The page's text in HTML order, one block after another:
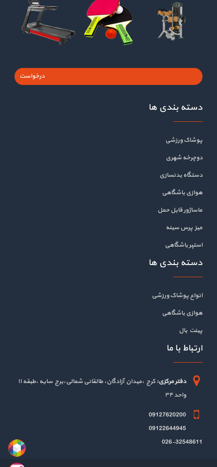
درخواست
دسته بندی ها
پوشاک ورزشی
دوچرخه شهری
دستگاه بدنسازی
هوازی باشگاهی
ماساژور قابل حمل
میز پرس سینه
استپر باشگاهی
دسته بندی ها
انواع پوشاک ورزشی
هوازی باشگاهی
پینت بال
ارتباط با ما
دفتر مرکزی:
کرج ،میدان آزادگان، طالقانی شمالی،برج سایه ،طبقه ۱۱
واحد ۳۴
09127620200
09122644945
026-32548611